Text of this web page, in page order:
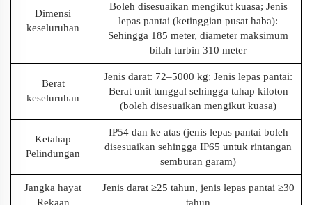
Dimensi
keseluruhan
Boleh disesuaikan mengikut kuasa; Jenis
lepas pantai (ketinggian pusat haba):
Sehingga 185 meter, diameter maksimum
bilah turbin 310 meter
Berat
keseluruhan
Jenis darat: 72–5000 kg; Jenis lepas pantai:
Berat unit tunggal sehingga tahap kiloton
(boleh disesuaikan mengikut kuasa)
Ketahap
Pelindungan
IP54 dan ke atas (jenis lepas pantai boleh
disesuaikan sehingga IP65 untuk rintangan
semburan garam)
Jangka hayat
Rekaan
Jenis darat ≥25 tahun, jenis lepas pantai ≥30
tahun